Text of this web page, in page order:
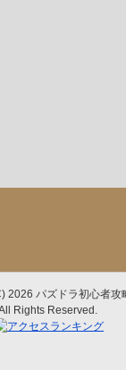
2026 パズドラ初心者攻
Rights Reserved.